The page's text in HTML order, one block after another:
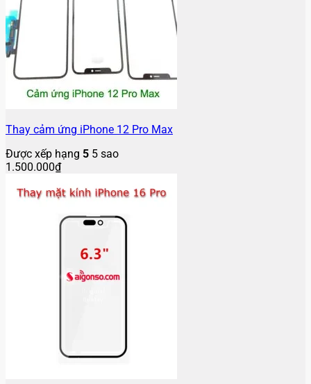
Thay cảm ứng iPhone 12 Pro Max
Được xếp hạng 5 5 sao
1.500.000₫